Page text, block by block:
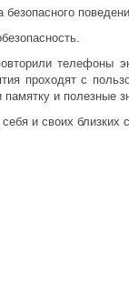
безопасного
телефоны
проходят с
памятку и полезные
себя и своих